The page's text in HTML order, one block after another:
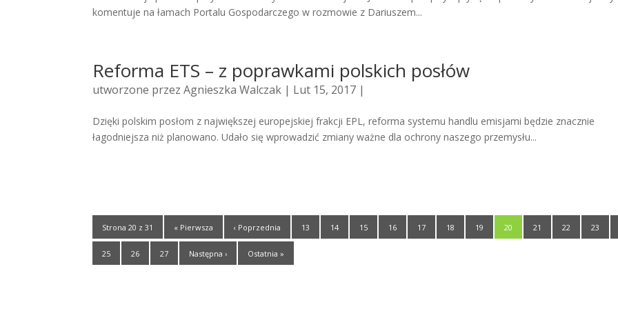
komentuje na łamach Portalu Gospodarczego w rozmowie z Dariuszem...
Reforma ETS – z poprawkami polskich posłów
utworzone przezAgnieszka Walczak | Lut 15, 2017 |
Dzięki polskim posłom z największej europejskiej frakcji EPL, reforma systemu handlu emisjami będzie znacznie
łagodniejsza niż planowano. Udało się wprowadzić zmiany ważne dla ochrony naszego przemysłu...
Strona 20 z 31 « Pierwsza ‹ Poprzednia 13 14 15 16 17 18 19 20 21 22 23
25 26 27 Następna › Ostatnia »